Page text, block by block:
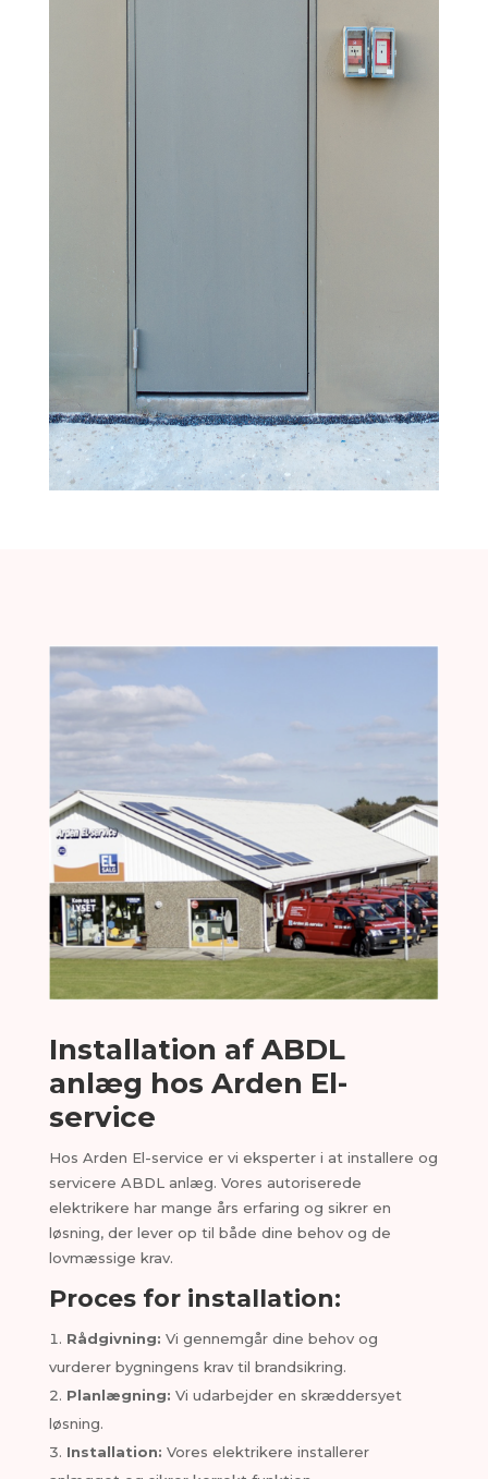
Installation af ABDL
anlæg hos Arden El-
service
Hos Arden El-service er vi eksperter i at installere og
servicere ABDL anlæg. Vores autoriserede
elektrikere har mange års erfaring og sikrer en
løsning, der lever op til både dine behov og de
lovmæssige krav.
Proces for installation:
Rådgivning: Vi gennemgår dine behov og
vurderer bygningens krav til brandsikring.
Planlægning: Vi udarbejder en skræddersyet
løsning.
Installation: Vores elektrikere installerer